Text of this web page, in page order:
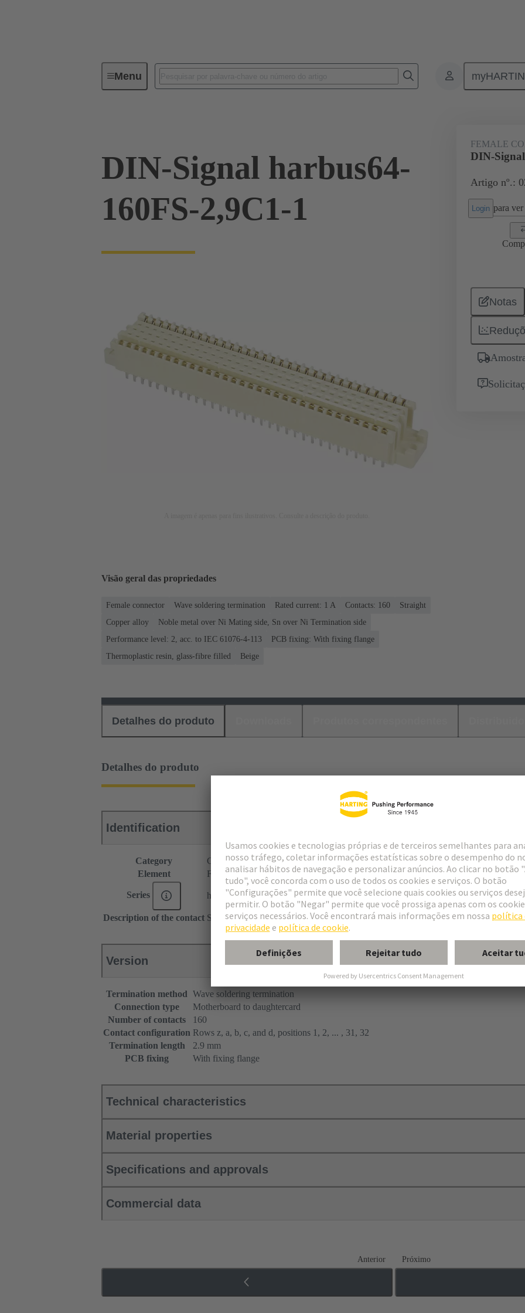
MenuDevice connectivity Produtos Motherboard to
DIN-Signal harbus64-
160FS-2,9C1-1
FEMALE
DIN-
Artigo nº.:
Login para
Notas
Visão geral das propriedades
Female connector Wave soldering termination Rated current: ‌1 A Contacts: 160
Straight
Copper alloy
Noble metal over Ni Mating side, Sn over Ni Termination side
Performance level: 2, acc. to IEC 61076-4-113
PCB fixing: With fixing flange
Thermoplastic resin, glass-fibre filled
Beige
Detalhes do produto
Detalhes do produto
Identification
Category
Connectors
Element
Female connector
Series har-bus® 64
Description of the contact Straight
Version
Termination method Wave soldering termination
Connection type
Motherboard to daughtercard
Number of contacts
160
Contact configuration Rows z, a, b, c, and d, positions 1, 2, ... , 31, 32
Termination length
2.9 mm
PCB fixing
With fixing flange
Technical characteristics
Material properties
Specifications and approvals
Commercial data
Anterior Próximo